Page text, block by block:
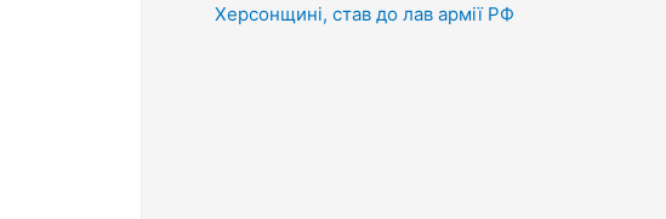
Херсонщині, став до лав армії РФ